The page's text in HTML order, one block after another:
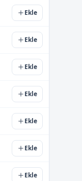
Ekle
Ekle
Ekle
Ekle
Ekle
Ekle
Ekle